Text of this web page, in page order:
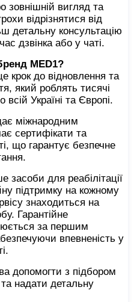
зовнішній вигляд та
відрізнятися від
детальну консультацію
дзвінка або у чаті.
MED1?
крок до відновлення та
який роблять тисячі
всій Україні та Європі.
міжнародним
сертифікати та
що гарантує безпечне
засоби для реабілітації
підтримку на кожному
знаходиться на
Гарантійне
за першим
впевненість у
допомогти з підбором
надати детальну